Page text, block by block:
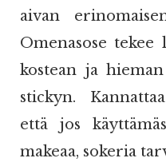
aivan
Omenasose tekee
kostean ja
stickyn.
että jos
makeaa, sokeria